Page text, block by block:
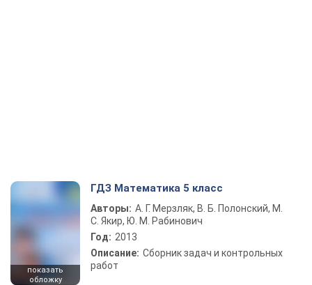
показать
обложку
ГДЗ Математика 5 класс
Авторы: А. Г. Мерзляк, В. Б. Полонский, М.
С. Якир, Ю. М. Рабинович
Год: 2013
Описание: Сборник задач и контрольных
работ